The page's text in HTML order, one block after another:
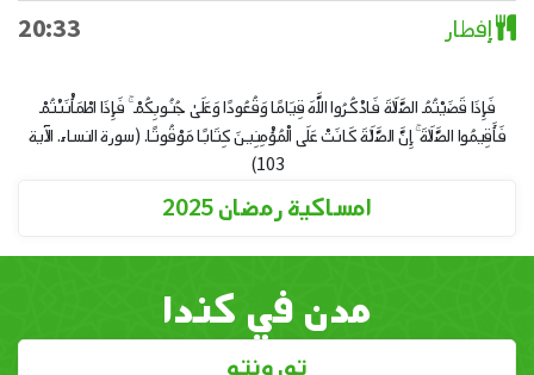
إفطار
20:33
فَإِذَا قَضَيْتُمُ الصَّلَاةَ فَاذْكُرُوا اللَّهَ قِيَامًا وَقُعُودًا وَعَلَىٰ جُنُوبِكُمْ ۚ فَإِذَا اطْمَأْنَنْتُمْ
فَأَقِيمُوا الصَّلَاةَ ۚ إِنَّ الصَّلَاةَ كَانَتْ عَلَى الْمُؤْمِنِينَ كِتَابًا مَوْقُوتًا. (سورة النساء. الآية
103)
امساكية رمضان 2025
مدن في كندا
تورونتو